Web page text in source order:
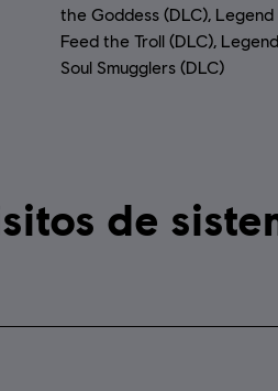
the Goddess (DLC),
Feed the Troll (DLC),
Soul Smugglers (DLC)